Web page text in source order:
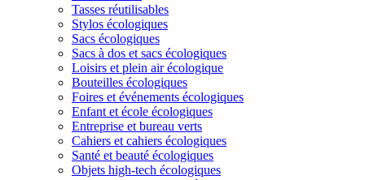
Tasses réutilisables
Stylos écologiques
Sacs écologiques
Sacs à dos et sacs écologiques
Loisirs et plein air écologique
Bouteilles écologiques
Foires et événements écologiques
Enfant et école écologiques
Entreprise et bureau verts
Cahiers et cahiers écologiques
Santé et beauté écologiques
Objets high-tech écologiques